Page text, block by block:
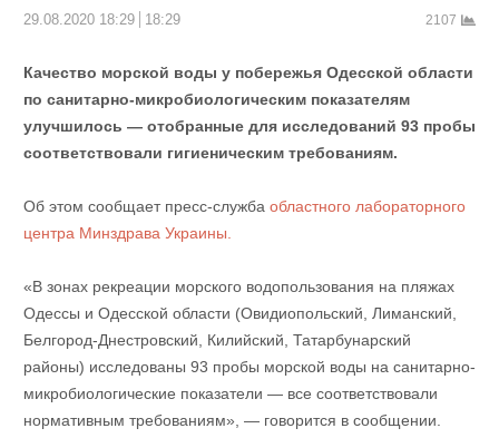
29.08.2020 18:29 18:29 2107
Качество морской воды у побережья Одесской области
по санитарно-микробиологическим показателям
улучшилось — отобранные для исследований 93 пробы
соответствовали гигиеническим требованиям.
Об этом сообщает пресс-служба областного лабораторного
центра Минздрава Украины.
«В зонах рекреации морского водопользования на пляжах
Одессы и Одесской области (Овидиопольский, Лиманский,
Белгород-Днестровский, Килийский, Татарбунарский
районы) исследованы 93 пробы морской воды на санитарно-
микробиологические показатели — все соответствовали
нормативным требованиям», — говорится в сообщении.